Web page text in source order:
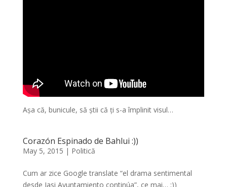
Așa că, bunicule, să știi că ți s-a împlinit visul…
Corazón Espinado de Bahlui :))
May 5, 2015 | Politică
Cum ar zice Google translate “el drama sentimental
desde Iasi Ayuntamiento continúa”, ce mai… :))